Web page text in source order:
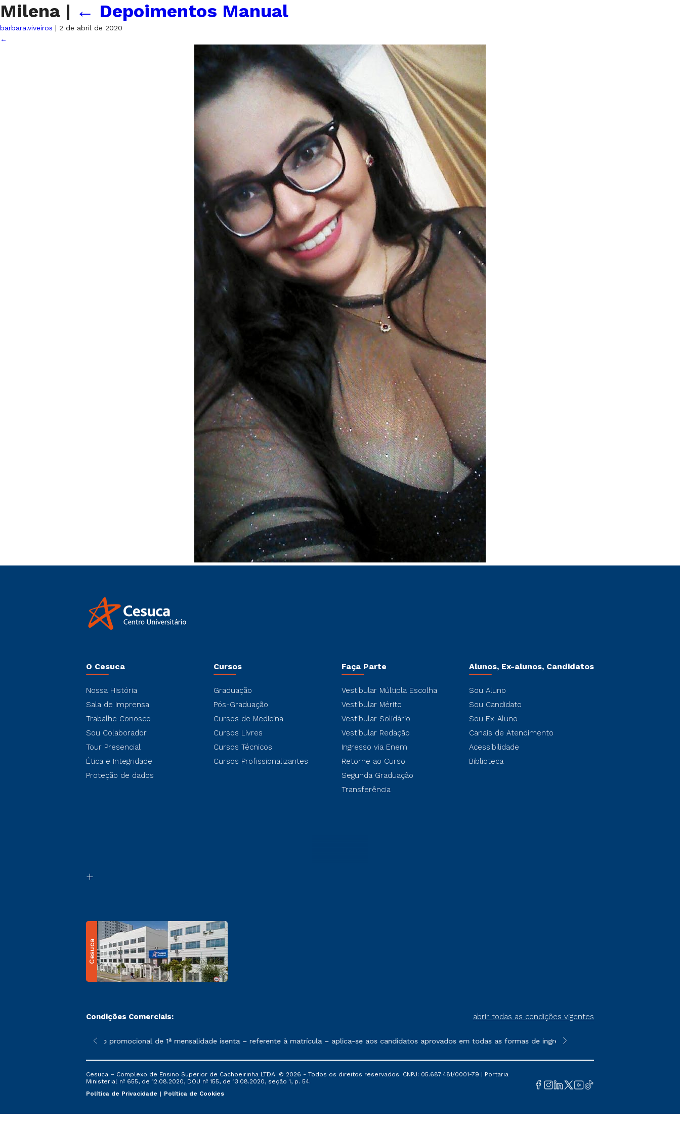
Milena | ← Depoimentos Manual
barbara.viveiros | 2 de abril de 2020
←
O Cesuca
Nossa História
Sala de Imprensa
Trabalhe Conosco
Sou Colaborador
Tour Presencial
Ética e Integridade
Proteção de dados
Cursos
Graduação
Pós-Graduação
Cursos de Medicina
Cursos Livres
Cursos Técnicos
Cursos Profissionalizantes
Faça Parte
Vestibular Múltipla Escolha
Vestibular Mérito
Vestibular Solidário
Vestibular Redação
Ingresso via Enem
Retorne ao Curso
Segunda Graduação
Transferência
Alunos, Ex-alunos, Candidatos
Sou Aluno
Sou Candidato
Sou Ex-Aluno
Canais de Atendimento
Acessibilidade
Biblioteca
Cesuca
Condições Comerciais: abrir todas as condições vigentes
sofrer alterações nos períodos de rematrícula conforme exposto no contrato de prestação de serviços
*A condição promocional de 1ª mensalidade isenta – referente à matrícula – aplica-se aos candidatos aprovados em todas as formas de ingresso, exceto na prova on-line ou
**Semipresencial é um formato do
Cesuca – Complexo de Ensino Superior de Cachoeirinha LTDA. © 2026 - Todos os direitos reservados. CNPJ: 05.687.481/0001-79 | Portaria
Ministerial nº 655, de 12.08.2020, DOU nº 155, de 13.08.2020, seção 1, p. 54.
Política de Privacidade
Política de Cookies